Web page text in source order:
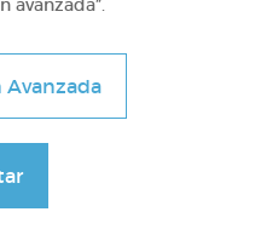
7 años)
corporal
avanzada”.